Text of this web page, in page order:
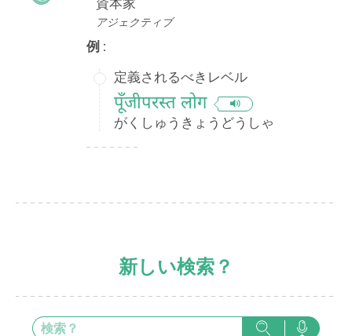
資本家
アジェクティブ
例 :
定義されるべきレベル
पूँजीपरस्त लोग
がくしゅうきょうどうしゃ
新しい検索？